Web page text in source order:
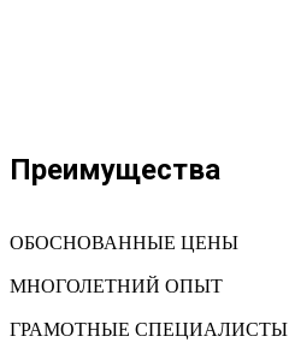
Преимущества
ОБОСНОВАННЫЕ ЦЕНЫ
МНОГОЛЕТНИЙ ОПЫТ
ГРАМОТНЫЕ СПЕЦИАЛИСТЫ